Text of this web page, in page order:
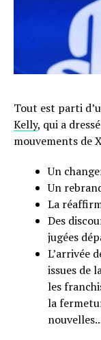
Tout est parti
Kelly, qui a
mouvements de
Un
Un
La
Des
jugées
L’arrivée
issues de
les
la
nouvelles..